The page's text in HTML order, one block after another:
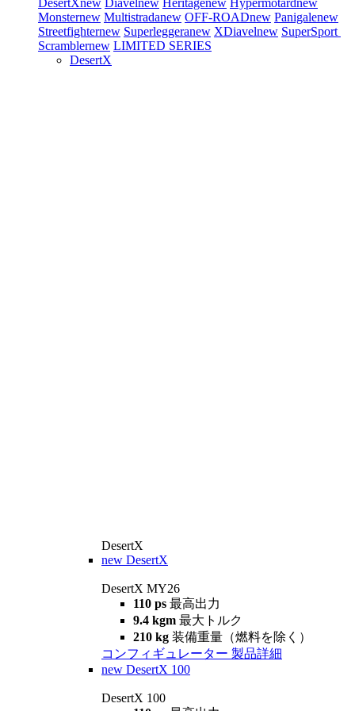
DesertXnew Diavelnew Heritagenew Hypermotardnew
Monsternew Multistradanew OFF-ROADnew Panigalenew
Streetfighternew Superleggeranew XDiavelnew SuperSport
Scramblernew LIMITED SERIES
DesertX
DesertX
new DesertX
DesertX MY26
110 ps 最高出力
9.4 kgm 最大トルク
210 kg 装備重量（燃料を除く）
コンフィギュレーター 製品詳細
new DesertX 100
DesertX 100